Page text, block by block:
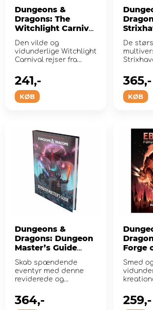
Dungeons &
Dragons: The
Witchlight Carnival
Den vilde og
vidunderlige Witchlight
Carnival rejser fra
bringer Fe...
KØB
241,-
Chaos
De
KØB
365,-
Dungeons &
Dragons: Dungeon
Master’s Guide
2024
Skab spændende
eventyr med denne
reviderede og
Master's Guide til ...
364,-
Forge
Cover)
Smed
gennem
b...
259,-